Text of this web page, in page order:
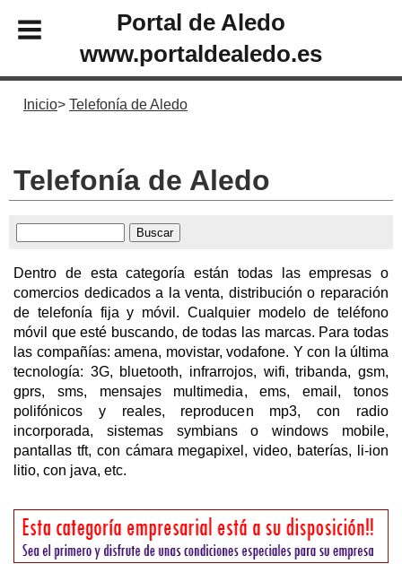
Portal de Aledo
www.portaldealedo.es
Inicio Telefonía de Aledo
Telefonía de Aledo
Dentro de esta categoría están todas las empresas o
comercios dedicados a la venta, distribución o reparación
de telefonía fija y móvil. Cualquier modelo de teléfono
móvil que esté buscando, de todas las marcas. Para todas
las compañías: amena, movistar, vodafone. Y con la última
tecnología: 3G, bluetooth, infrarrojos, wifi, tribanda, gsm,
gprs, sms, mensajes multimedia, ems, email, tonos
polifónicos y reales, reproducen mp3, con radio
incorporada, sistemas symbians o windows mobile,
pantallas tft, con cámara megapixel, video, baterías, li-ion
litio, con java, etc.